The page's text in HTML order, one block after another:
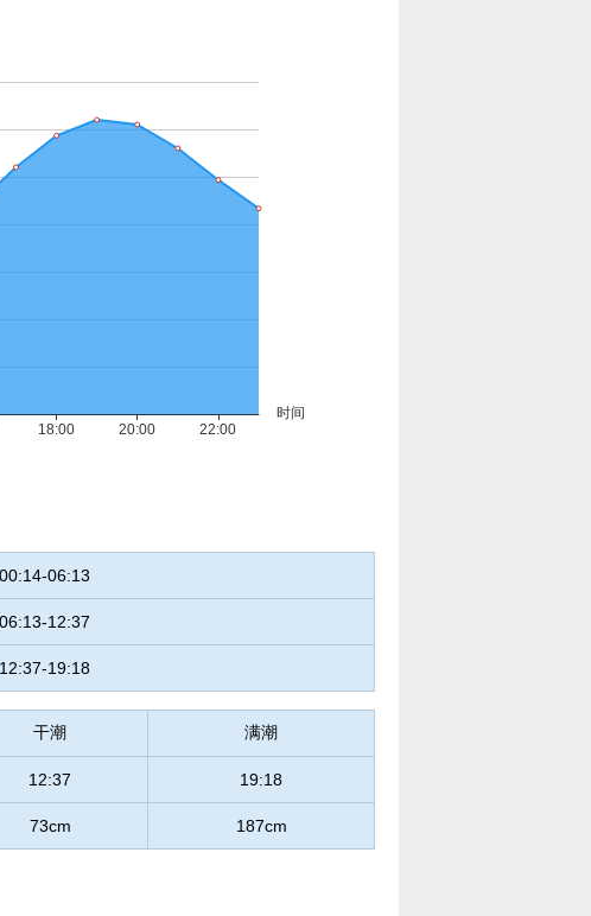
00:14-06:13
06:13-12:37
12:37-19:18
干潮 满潮
12:37 19:18
73cm 187cm